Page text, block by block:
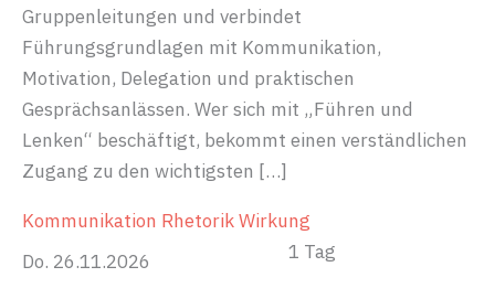
Gruppenleitungen und verbindet
Führungsgrundlagen mit Kommunikation,
Motivation, Delegation und praktischen
Gesprächsanlässen. Wer sich mit „Führen und
Lenken“ beschäftigt, bekommt einen verständlichen
Zugang zu den wichtigsten […]
Kommunikation RhetorikWirkung
Do. 26.11.2026
1 Tag